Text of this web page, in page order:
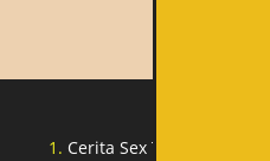
Cerita Sex Tante Indonesia